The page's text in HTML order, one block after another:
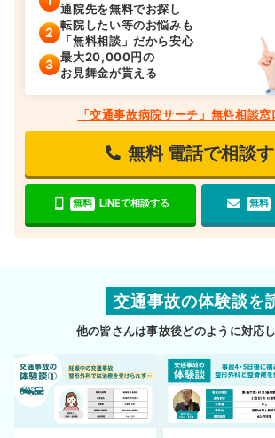
通院先を無料でお探し
転院したい等のお悩みも
「無料相談」だから安心
最大20,000円の
お見舞金が貰える
「交通事故病院サーチ」無料相談窓
無料 電話で相談
無料 LINEで相談する 無料
交通事故の体験談を
他の皆さんは事故後どのように対応